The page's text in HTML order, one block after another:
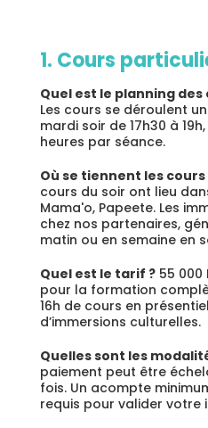
1. Cours
Quel est le planning
Les cours se déroulent
mardi soir de 17h30 à
heures par séance.
Où se tiennent les
cours du soir ont lieu
Mama'o, Papeete. Les
chez nos partenaires,
matin ou en semaine en
Quel est le tarif ?55 000
pour la formation
16h de cours en
d’immersions culturelles.
Quelles sont les
paiement peut être
fois. Un acompte
requis pour valider votre